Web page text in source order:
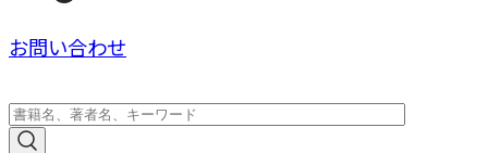
お問い合わせ